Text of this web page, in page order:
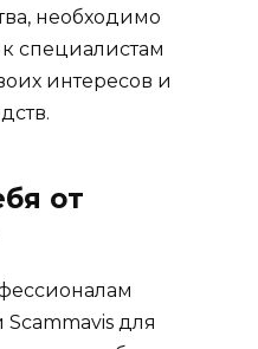
необходимо
специалистам
интересов и
от
для